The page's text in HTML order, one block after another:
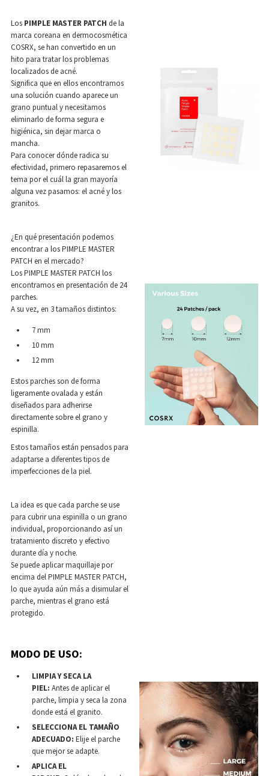
Los PIMPLE MASTER PATCH de la
marca coreana en dermocosmética
COSRX, se han convertido en un
hito para tratar los problemas
localizados de acné.
Significa que en ellos encontramos
una solución cuando aparece un
grano puntual y necesitamos
eliminarlo de forma segura e
higiénica, sin dejar marca o
mancha.
Para conocer dónde radica su
efectividad, primero repasaremos el
tema por el cuál la gran mayoría
alguna vez pasamos: el acné y los
granitos.
¿En qué presentación podemos
encontrar a los PIMPLE MASTER
PATCH en el mercado?
Los PIMPLE MASTER PATCH los
encontramos en presentación de 24
parches.
A su vez, en 3 tamaños distintos:
7 mm
10 mm
12 mm
Estos parches son de forma
ligeramente ovalada y están
diseñados para adherirse
directamente sobre el grano y
espinilla.
Estos tamaños están pensados para
adaptarse a diferentes tipos de
imperfecciones de la piel.
La idea es que cada parche se use
para cubrir una espinilla o un grano
individual, proporcionando así un
tratamiento discreto y efectivo
durante día y noche.
Se puede aplicar maquillaje por
encima del PIMPLE MASTER PATCH,
lo que ayuda aún más a disimular el
parche, mientras el grano está
protegido.
MODO DE USO:
LIMPIA Y SECA LA
PIEL: Antes de aplicar el
parche, limpia y seca la zona
donde está el granito.
SELECCIONA EL TAMAÑO
ADECUADO: Elije el parche
que mejor se adapte.
APLICA EL